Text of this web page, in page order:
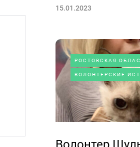
15.01.2023
РОСТОВСКАЯ
ВОЛОНТЕРСКИЕ